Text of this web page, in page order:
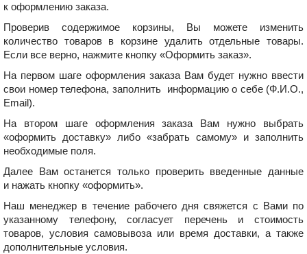
к оформлению заказа.
Проверив содержимое корзины, Вы можете изменить
количество товаров в корзине удалить отдельные товары.
Если все верно, нажмите кнопку «Оформить заказ».
На первом шаге оформления заказа Вам будет нужно ввести
свои номер телефона, заполнить информацию о себе (Ф.И.О.,
Email).
На втором шаге оформления заказа Вам нужно выбрать
«оформить доставку» либо «забрать самому» и заполнить
необходимые поля.
Далее Вам останется только проверить введенные данные
и нажать кнопку «оформить».
Наш менеджер в течение рабочего дня свяжется с Вами по
указанному телефону, согласует перечень и стоимость
товаров, условия самовывоза или время доставки, а также
дополнительные условия.